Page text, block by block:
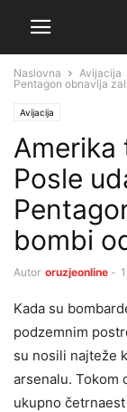
Naslovna Avijacija
Pentagon obnavlja
Avijacija
Amerika
Posle
bombi
Autor oruzjeonline -
Kada su
podzemnim
su nosili najteže
arsenalu. Tokom
ukupno